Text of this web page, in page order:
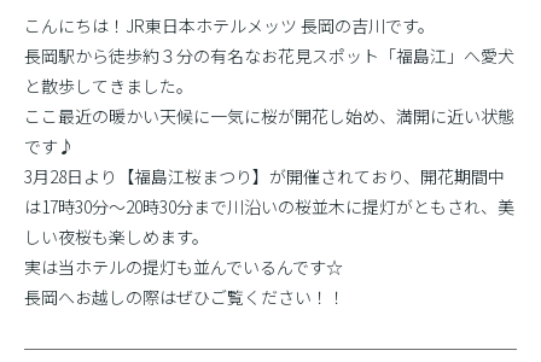
こんにちは！JR東日本ホテルメッツ 長岡の吉川です。
長岡駅から徒歩約３分の有名なお花見スポット「福島江」へ愛犬
と散歩してきました。
ここ最近の暖かい天候に一気に桜が開花し始め、満開に近い状態
です♪
3月28日より【福島江桜まつり】が開催されており、開花期間中
は17時30分〜20時30分まで川沿いの桜並木に提灯がともされ、美
しい夜桜も楽しめます。
実は当ホテルの提灯も並んでいるんです☆
長岡へお越しの際はぜひご覧ください！！